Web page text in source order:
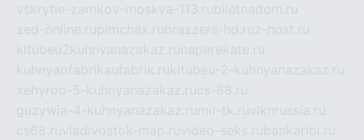
vskrytie-zamkov-moskva-113.rubiletnadom.ru
zed-online.rupimchax.rubrazzers-hd.ruz-host.ru
kitubeu2kuhnyanazakaz.ru naperekate.ru
kuhnyaofabrikaufabrik.rukitubeu-2-kuhnyanazakaz.ru
xehyroo-5-kuhnyanazakaz.rucs-68.ru
guzywia-4-kuhnyanazakaz.ru mir-tk.ruvlknrussia.ru
cs68.ruvladivostok-map.ruvideo-seks.rubankaribi.ru